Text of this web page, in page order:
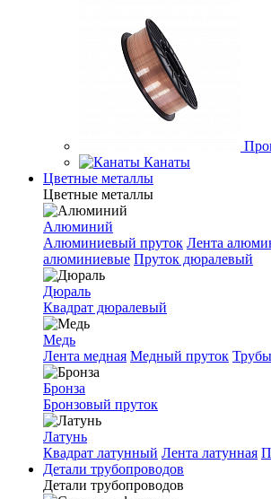
Канаты
Цветные металлы
Цветные металлы
Алюминий
Алюминиевый пруток Лента
алюминиевые Пруток дюралевый
Дюраль
Квадрат дюралевый
Медь
Лента медная Медный пруток
Бронза
Бронзовый пруток
Латунь
Квадрат латунный Лента латунная
Детали трубопроводов
Детали трубопроводов